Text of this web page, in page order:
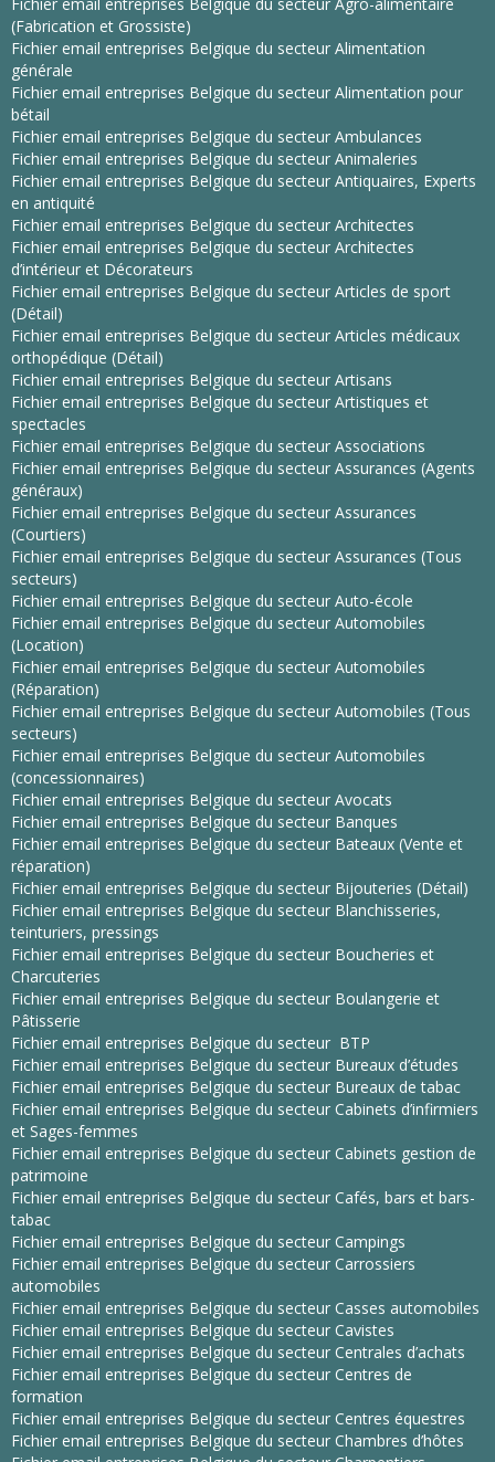
(Fabrication et Grossiste)
Fichier email entreprises Belgique du secteur Alimentation
générale
Fichier email entreprises Belgique du secteur Alimentation pour
bétail
Fichier email entreprises Belgique du secteur Ambulances
Fichier email entreprises Belgique du secteur Animaleries
Fichier email entreprises Belgique du secteur Antiquaires, Experts
en antiquité
Fichier email entreprises Belgique du secteur Architectes
Fichier email entreprises Belgique du secteur Architectes
d’intérieur et Décorateurs
Fichier email entreprises Belgique du secteur Articles de sport
(Détail)
Fichier email entreprises Belgique du secteur Articles médicaux
orthopédique (Détail)
Fichier email entreprises Belgique du secteur Artisans
Fichier email entreprises Belgique du secteur Artistiques et
spectacles
Fichier email entreprises Belgique du secteur Associations
Fichier email entreprises Belgique du secteur Assurances (Agents
généraux)
Fichier email entreprises Belgique du secteur Assurances
(Courtiers)
Fichier email entreprises Belgique du secteur Assurances (Tous
secteurs)
Fichier email entreprises Belgique du secteur Auto-école
Fichier email entreprises Belgique du secteur Automobiles
(Location)
Fichier email entreprises Belgique du secteur Automobiles
(Réparation)
Fichier email entreprises Belgique du secteur Automobiles (Tous
secteurs)
Fichier email entreprises Belgique du secteur Automobiles
(concessionnaires)
Fichier email entreprises Belgique du secteur Avocats
Fichier email entreprises Belgique du secteur Banques
Fichier email entreprises Belgique du secteur Bateaux (Vente et
réparation)
Fichier email entreprises Belgique du secteur Bijouteries (Détail)
Fichier email entreprises Belgique du secteur Blanchisseries,
teinturiers, pressings
Fichier email entreprises Belgique du secteur Boucheries et
Charcuteries
Fichier email entreprises Belgique du secteur Boulangerie et
Pâtisserie
Fichier email entreprises Belgique du secteur BTP
Fichier email entreprises Belgique du secteur Bureaux d’études
Fichier email entreprises Belgique du secteur Bureaux de tabac
Fichier email entreprises Belgique du secteur Cabinets d’infirmiers
et Sages-femmes
Fichier email entreprises Belgique du secteur Cabinets gestion de
patrimoine
Fichier email entreprises Belgique du secteur Cafés, bars et bars-
tabac
Fichier email entreprises Belgique du secteur Campings
Fichier email entreprises Belgique du secteur Carrossiers
automobiles
Fichier email entreprises Belgique du secteur Casses automobiles
Fichier email entreprises Belgique du secteur Cavistes
Fichier email entreprises Belgique du secteur Centrales d’achats
Fichier email entreprises Belgique du secteur Centres de
formation
Fichier email entreprises Belgique du secteur Centres équestres
Fichier email entreprises Belgique du secteur Chambres d’hôtes